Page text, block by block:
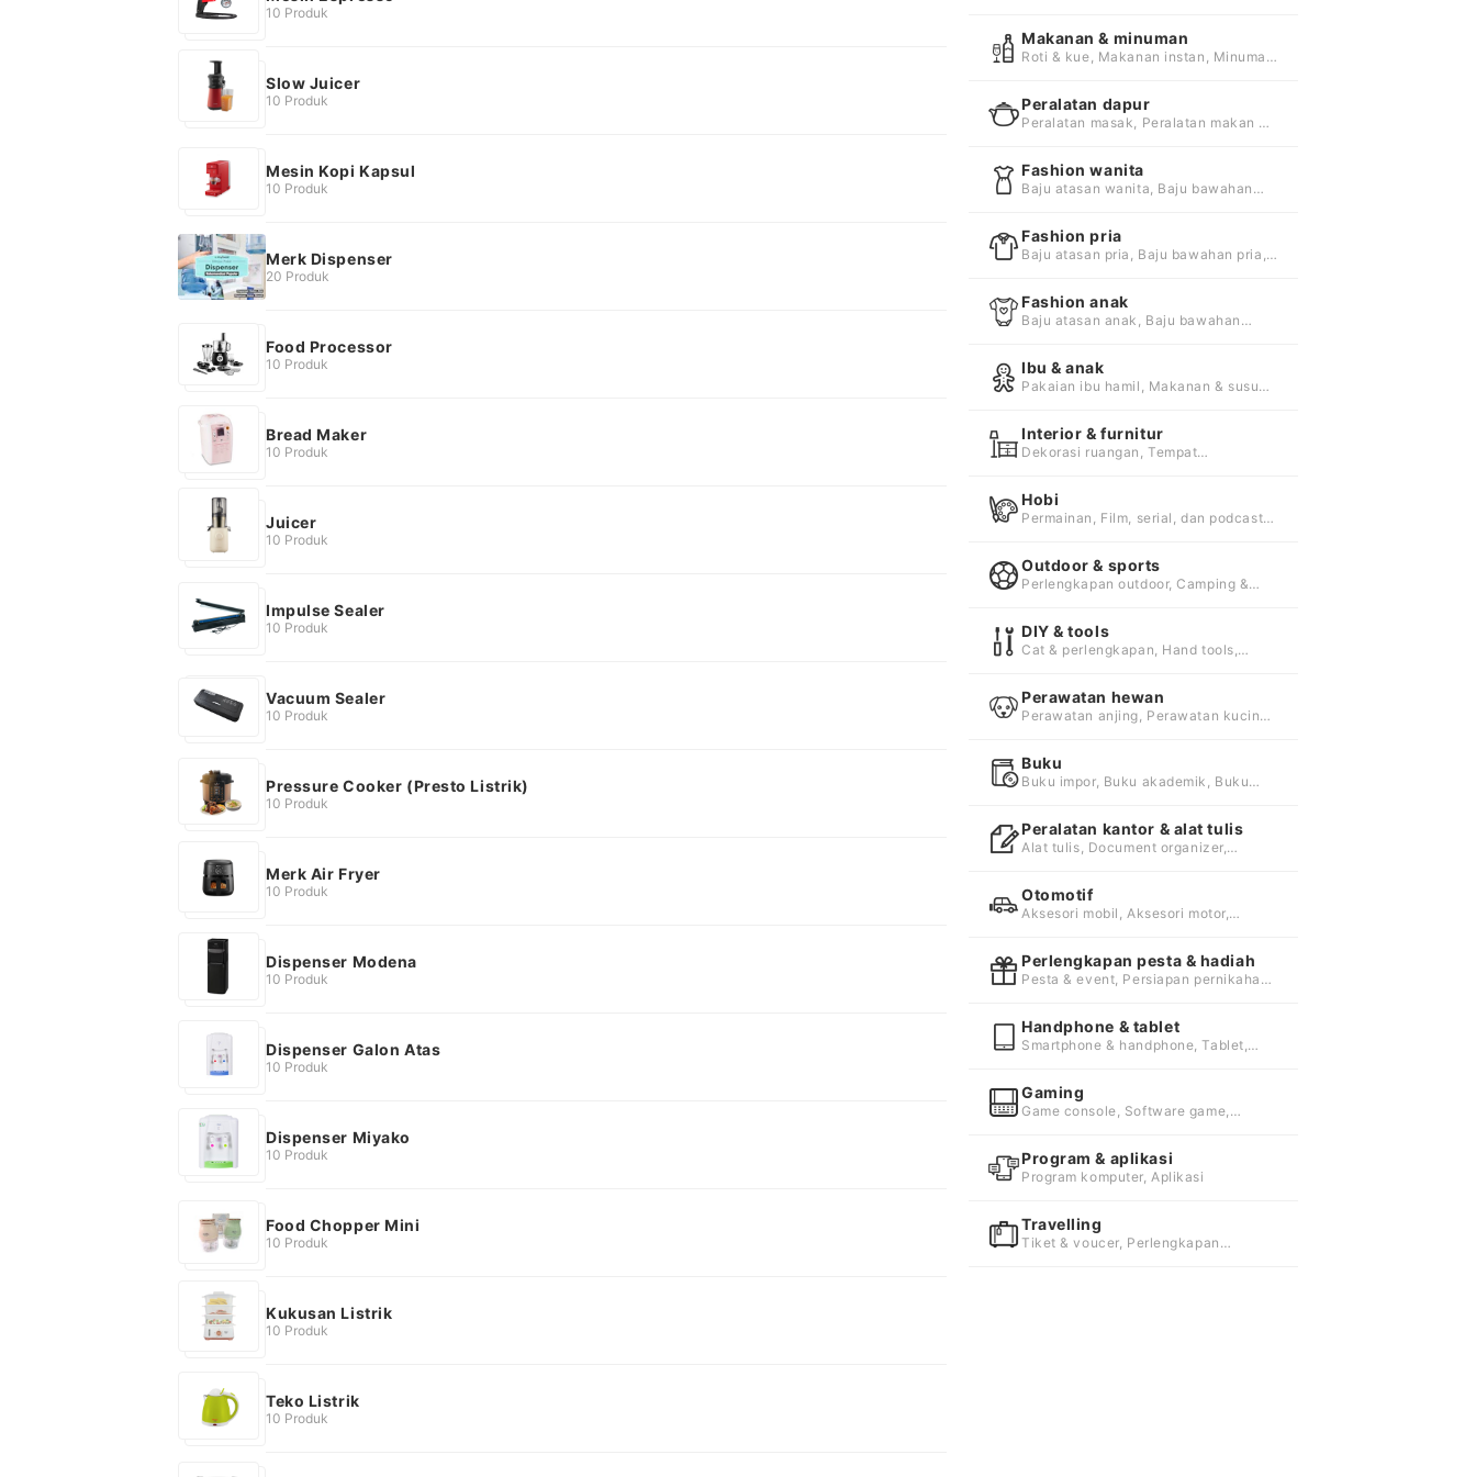
10 Produk
Slow Juicer
10 Produk
Mesin Kopi Kapsul
10 Produk
Merk Dispenser
20 Produk
Food Processor
10 Produk
Bread Maker
10 Produk
Juicer
10 Produk
Impulse Sealer
10 Produk
Vacuum Sealer
10 Produk
Pressure Cooker (Presto Listrik)
10 Produk
Merk Air Fryer
10 Produk
Dispenser Modena
10 Produk
Dispenser Galon Atas
10 Produk
Dispenser Miyako
10 Produk
Food Chopper Mini
10 Produk
Kukusan Listrik
10 Produk
Teko Listrik
10 Produk
Makanan & minuman
Roti & kue, Makanan instan, Minuman
Peralatan dapur
Peralatan masak, Peralatan makan &
Fashion wanita
Baju atasan wanita, Baju bawahan
Fashion pria
Baju atasan pria, Baju bawahan pria,
Fashion anak
Baju atasan anak, Baju bawahan
Ibu & anak
Pakaian ibu hamil, Makanan & susu
Interior & furnitur
Dekorasi ruangan, Tempat
tidur
Hobi
Permainan, Film, serial, dan podcast,
Outdoor & sports
Perlengkapan outdoor, Camping &
DIY & tools
Cat & perlengkapan, Hand tools,
Perawatan hewan
Perawatan anjing, Perawatan kucing,
Buku
Buku impor, Buku akademik, Buku
Peralatan kantor & alat tulis
Alat tulis, Document organizer,
Otomotif
Aksesori mobil, Aksesori motor,
Perlengkapan pesta & hadiah
Pesta & event, Persiapan pernikahan,
Handphone & tablet
Smartphone & handphone, Tablet,
Gaming
Game console, Software game,
Program & aplikasi
Program komputer, Aplikasi
Travelling
Tiket & voucer, Perlengkapan